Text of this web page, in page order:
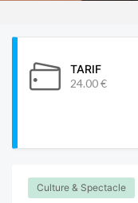
TARIF
24.00 €
Culture & Spectacle